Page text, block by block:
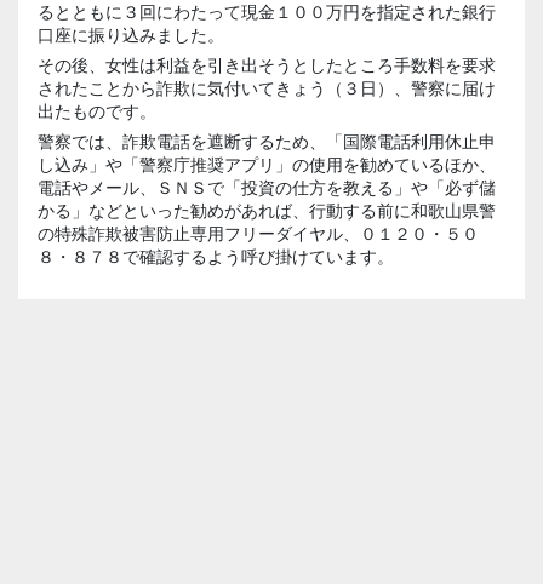
るとともに３回にわたって現金１００万円を指定された銀行
口座に振り込みました。
その後、女性は利益を引き出そうとしたところ手数料を要求
されたことから詐欺に気付いてきょう（３日）、警察に届け
出たものです。
警察では、詐欺電話を遮断するため、「国際電話利用休止申
し込み」や「警察庁推奨アプリ」の使用を勧めているほか、
電話やメール、ＳＮＳで「投資の仕方を教える」や「必ず儲
かる」などといった勧めがあれば、行動する前に和歌山県警
の特殊詐欺被害防止専用フリーダイヤル、０１２０・５０
８・８７８で確認するよう呼び掛けています。